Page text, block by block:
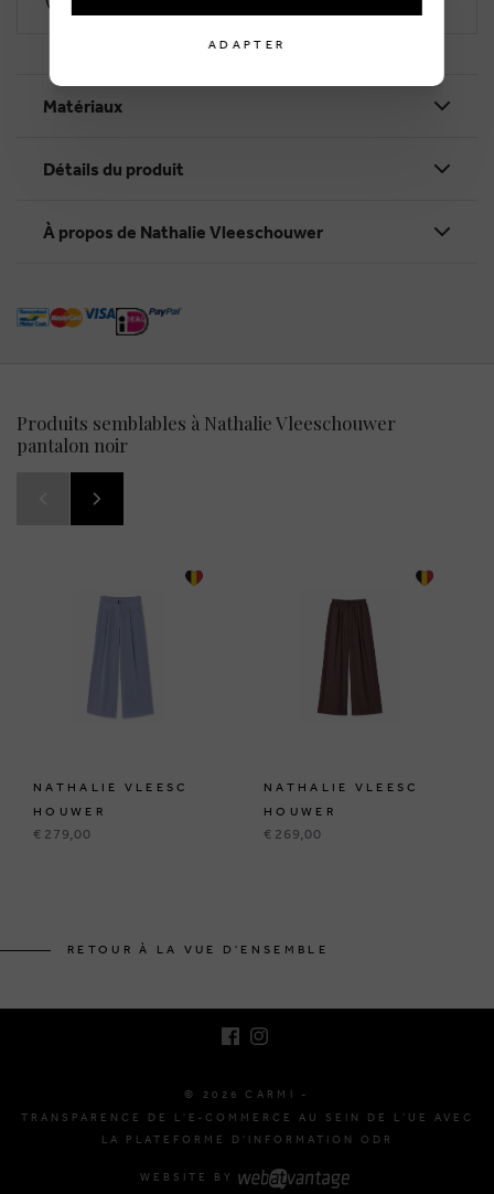
Matériaux
Détails du produit
À propos de Nathalie Vleeschouwer
Produits semblables à Nathalie Vleeschouwer
pantalon noir
NATHALIE VLEESC
HOUWER
€ 279,00
NATHALIE VLEESC
HOUWER
€ 269,00
RETOUR À LA VUE D'ENSEMBLE
© 2026 CARMI -
TRANSPARENCE DE L'E-COMMERCE AU SEIN DE L'UE AVEC
LA PLATEFORME D'INFORMATION ODR
WEBSITE BY
ADAPTER